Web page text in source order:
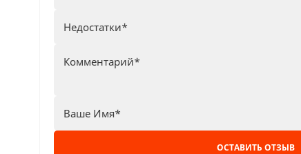
ОСТАВИТЬ ОТЗЫВ